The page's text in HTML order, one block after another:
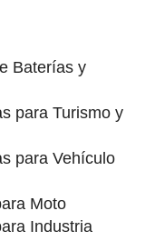
Baterías y
para Turismo y
para Vehículo
Moto
Industria